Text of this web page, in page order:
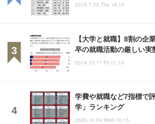
2015.7.23 Thu 16:15
【大学と就職】8割の
卒の就職活動の厳しい実
2014.10.17 Fri 11:15
学費や就職など7指標で
学」ランキング
2025.10.29 Wed 10:15